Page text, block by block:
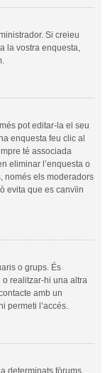
Si creieu
la vostra enquesta,
pot editar-la el seu
enquesta feu clic al
té associada
eliminar l’enquesta o
només els moderadors
evita que es canvïin
o grups. És
realitzar-hi una altra
amb un
permeti l’accés.
determinats fòrums,